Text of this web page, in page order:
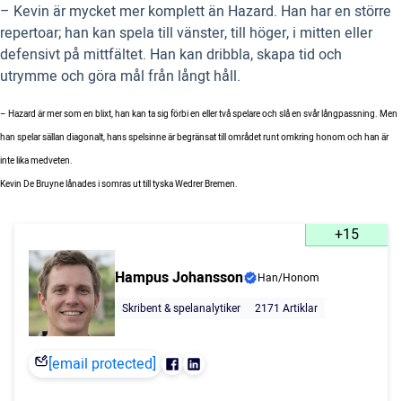
– Kevin är mycket mer komplett än Hazard. Han har en större
repertoar; han kan spela till vänster, till höger, i mitten eller
defensivt på mittfältet. Han kan dribbla, skapa tid och
utrymme och göra mål från långt håll.
– Hazard är mer som en blixt, han kan ta sig förbi en eller två spelare och slå en svår långpassning. Men
han spelar sällan diagonalt, hans spelsinne är begränsat till området runt omkring honom och han är
inte lika medveten.
Kevin De Bruyne lånades i somras ut till tyska Wedrer Bremen.
+15
Hampus Johansson
Han/Honom
Skribent & spelanalytiker
2171 Artiklar
[email protected]